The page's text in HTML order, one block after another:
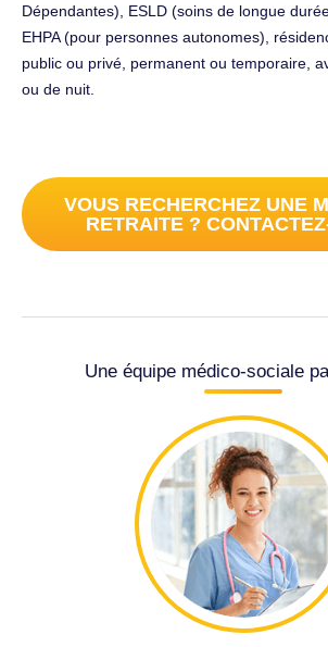
Dépendantes), ESLD (soins de longue
EHPA (pour personnes autonomes),
public ou privé, permanent ou temporaire,
ou de nuit.
VOUS RECHERCHEZ UNE
RETRAITE ?
Une équipe médico-sociale